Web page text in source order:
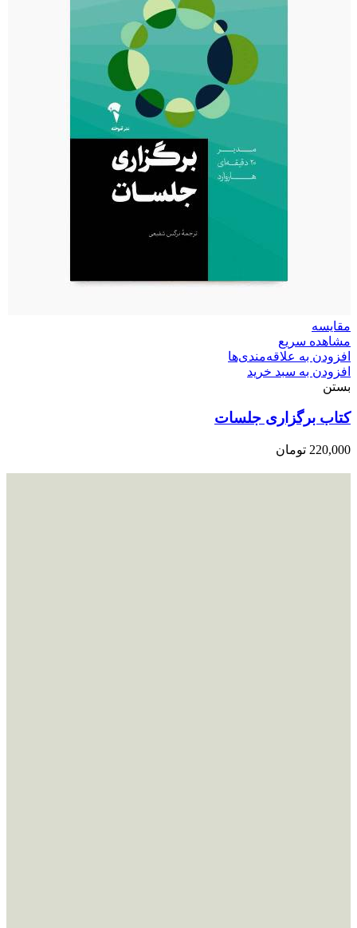
مقایسه
مشاهده سریع
افزودن به علاقه‌مندی‌ها
افزودن به سبد خرید
بستن
کتاب برگزاری جلسات
220,000 تومان